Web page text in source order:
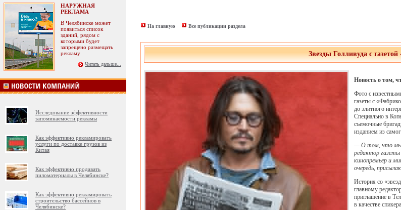
НАРУЖНАЯ
РЕКЛАМА
В Челябинске может
появиться список
зданий, рядом с
которыми будет
запрещено размещать
рекламу
Читать дальше...
Исследование эффективности
запоминаемости рекламы
Как эффективно рекламировать
услуги по доставке грузов из
Китая
Как эффективно продавать
пиломатериалы в Челябинске?
Как эффективно рекламировать
строительство бассейнов в
Челябинске?
На главную Все публикации раздела
Звезды Голливуда с
Новость о том,
Фото с
газеты с
до элитного
Специально в
съемочные
изданием из
— О том, что мы
редактор
кинопремьер и
очередь,
История со
главному
приглашение в
в качестве